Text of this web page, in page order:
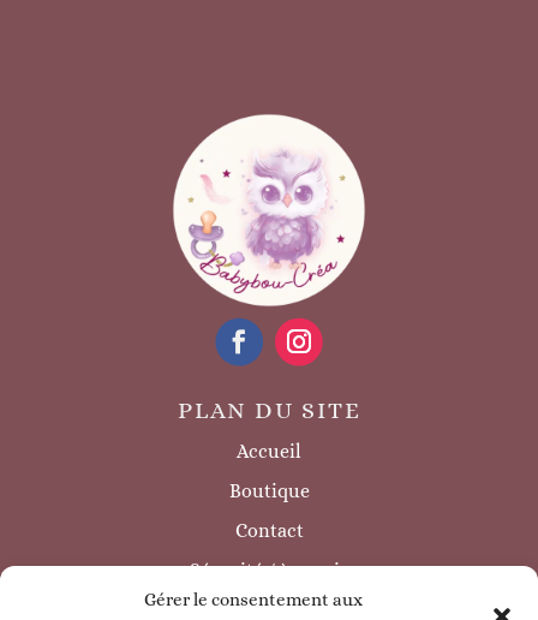
Gérer le consentement aux
PLAN DU SITE
Accueil
Boutique
Contact
Sécurité / à savoir
INFORMATIONS LÉGALES